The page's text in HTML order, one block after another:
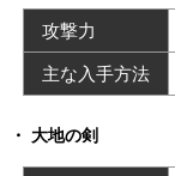
攻撃力
主な入手方法
大地の剣